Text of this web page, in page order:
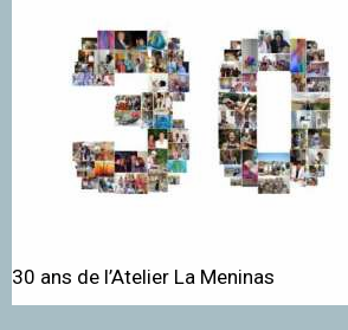
30 ans de l’Atelier La Meninas